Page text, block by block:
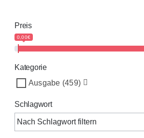
Preis
0,00€
Kategorie
Ausgabe (459)
Schlagwort